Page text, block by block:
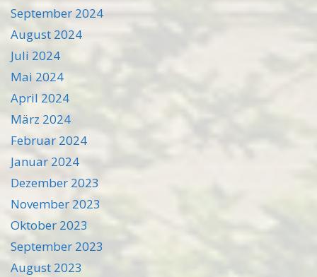
September 2024
August 2024
Juli 2024
Mai 2024
April 2024
März 2024
Februar 2024
Januar 2024
Dezember 2023
November 2023
Oktober 2023
September 2023
August 2023